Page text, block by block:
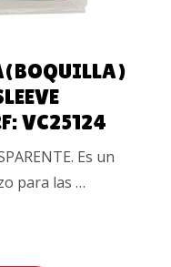
VC25124
Es un
para las …